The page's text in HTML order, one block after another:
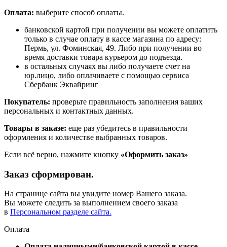
Оплата: выберите способ оплаты.
банковской картой при получении вы можете оплатить
только в случае оплату в кассе магазина по адресу:
Пермь, ул. Фоминская, 49. Либо при получении во
время доставки товара курьером до подъезда.
в остальных случаях вы либо получаете счет на
юр.лицо, либо оплачиваете с помощью сервиса
Сбербанк Эквайринг
Покупатель: проверьте правильность заполнения ваших
персональных и контактных данных.
Товары в заказе: еще раз убедитесь в правильности
оформления и количестве выбранных товаров.
Если всё верно, нажмите кнопку «Оформить заказ»
Заказ сформирован.
На странице сайта вы увидите номер Вашего заказа.
Вы можете следить за выполнением своего заказа
в Персональном разделе сайта.
Оплата